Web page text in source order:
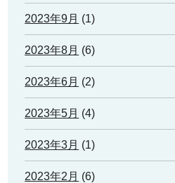
2023年9月 (1)
2023年8月 (6)
2023年6月 (2)
2023年5月 (4)
2023年3月 (1)
2023年2月 (6)